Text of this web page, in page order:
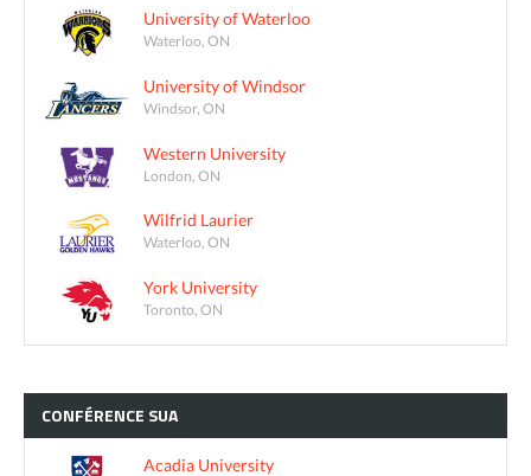
University of Waterloo
Waterloo, ON
University of Windsor
Windsor, ON
Western University
London, ON
Wilfrid Laurier
Waterloo, ON
York University
Toronto, ON
CONFÉRENCE SUA
Acadia University